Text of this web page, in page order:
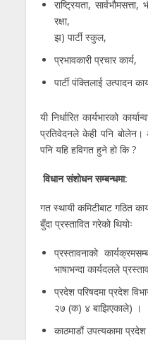
राष्ट्रियता,
रक्षा,
झ) पार्टी स्कुल,
प्रभावकारी प्रचार कार्य,
पार्टी पंक्तिलाई उत्पादन
यी निर्धारित कार्यभारको
प्रतिवेदनले केही पनि बोलेन।
पनि यहि हविगत हुने हो कि ?
विधान संशोधन सम्बन्धमा:
गत स्थायी कमिटीबाट गठित
बुँदा प्रस्तावित गरेको थियोः
प्रस्तावनाको
भाषाभन्दा कार्यदलले
प्रदेश परिषदमा प्रदेश
२७ (क) ४ बाझिएकाले) ।
काठमाडौं उपत्यकामा